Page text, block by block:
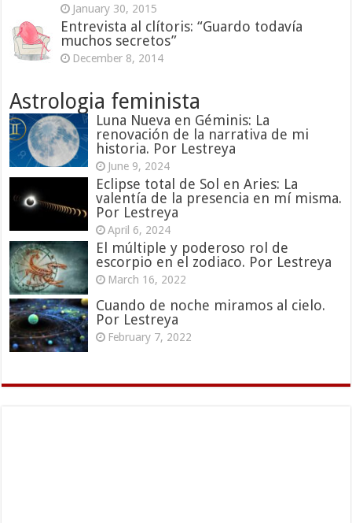
January 30, 2015
Entrevista al clítoris: “Guardo todavía
muchos secretos”
December 8, 2014
Astrologia feminista
Luna Nueva en Géminis: La
renovación de la narrativa de mi
historia. Por Lestreya
June 9, 2024
Eclipse total de Sol en Aries: La
valentía de la presencia en mí misma.
Por Lestreya
April 6, 2024
El múltiple y poderoso rol de
escorpio en el zodiaco. Por Lestreya
March 16, 2022
Cuando de noche miramos al cielo.
Por Lestreya
February 7, 2022